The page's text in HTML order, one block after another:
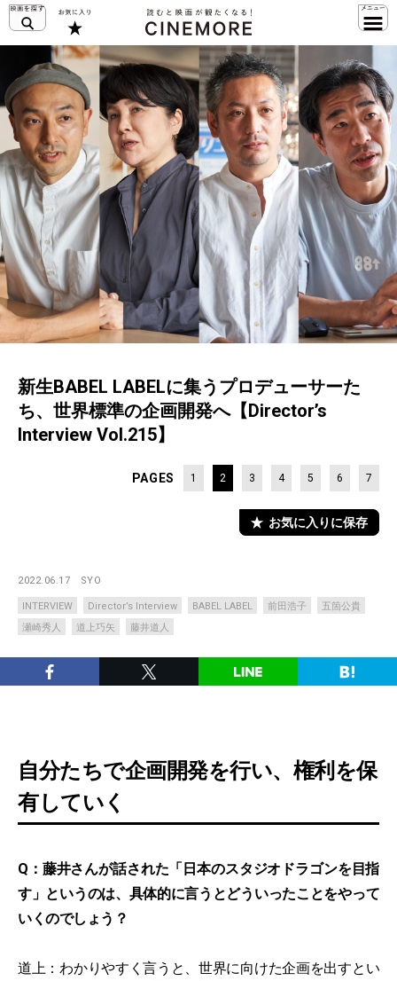
新生BABEL LABELに集うプロデューサーた
ち、世界標準の企画開発へ【Director’s
Interview Vol.215】
PAGES 1 2 3 4 5 6 7
お気に入りに保存
2022.06.17 SYO
INTERVIEW Director’s Interview BABEL LABEL 前田浩子
五箇公貴
瀬崎秀人
道上巧矢 藤井道人
自分たちで企画開発を行い、権利を保
有していく
Q：藤井さんが話された「日本のスタジオドラゴンを目指
す」というのは、具体的に言うとどういったことをやって
いくのでしょう？
道上：わかりやすく言うと、世界に向けた企画を出すとい